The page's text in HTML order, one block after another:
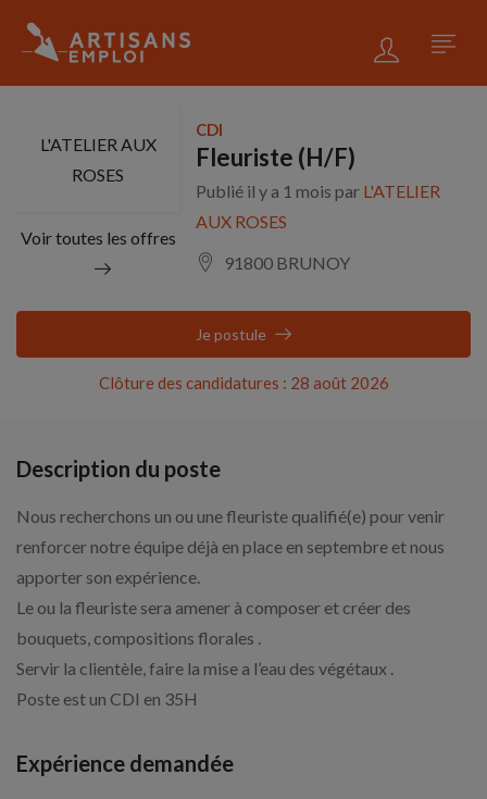
L'ATELIER AUX
ROSES
Voir toutes les offres
CDI
Fleuriste (H/F)
Publié il y a 1 mois par L'ATELIER
AUX ROSES
91800 BRUNOY
Clôture des candidatures : 28 août 2026
Je postule
Description du poste
Nous recherchons un ou une fleuriste qualifié(e) pour venir
renforcer notre équipe déjà en place en septembre et nous
apporter son expérience.
Le ou la fleuriste sera amener à composer et créer des
bouquets, compositions florales .
Servir la clientèle, faire la mise a l’eau des végétaux .
Poste est un CDI en 35H
Expérience demandée